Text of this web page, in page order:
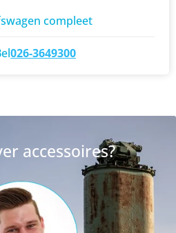
compleet
026-3649300
accessoires?